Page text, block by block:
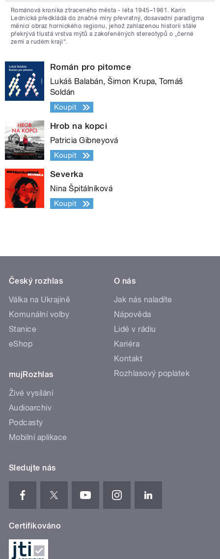
Románová kronika ztraceného města - léta 1945–1961. Karin
Lednická předkládá do značné míry převratný, dosavadní paradigma
měnící obraz hornického regionu, jehož zahlazenou historii stále
překrývá tlustá vrstva mýtů a zakořeněných stereotypů o „černé
zemi a rudém kraji“.
Román pro pitomce
Lukáš Balabán, Šimon Krupa, Tomáš
Soldán
Koupit
Hrob na kopci
Patricia Gibneyová
Koupit
Severka
Nina Špitálníková
Koupit
Český rozhlas
Válka na Ukrajině
Komunální volby
Stanice
eShop
mujRozhlas
Živé vysílání
Audioarchiv
Podcasty
Mobilní aplikace
O nás
Jak nás naladíte
Nápověda
Lidé v rádiu
Kariéra
Kontakt
Rozhlasový poplatek
Sledujte nás
Certifikováno